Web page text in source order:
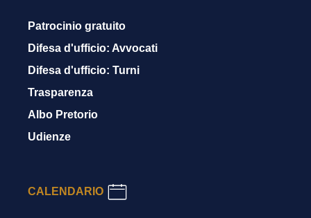
Patrocinio gratuito
Difesa d'ufficio: Avvocati
Difesa d'ufficio: Turni
Trasparenza
Albo Pretorio
Udienze
CALENDARIO